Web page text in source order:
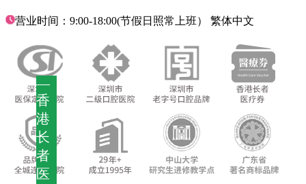
—
香
港
长
者
医
营业时间：9:00-18:00(节假日照常上班） 繁体中文